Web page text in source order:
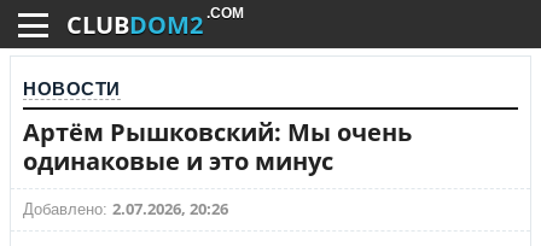
CLUBDOM2 .COM
НОВОСТИ
Артём Рышковский: Мы очень
одинаковые и это минус
Добавлено: 2.07.2026, 20:26